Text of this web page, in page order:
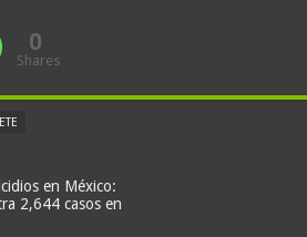
0
Shares
en México:
2,644 casos en